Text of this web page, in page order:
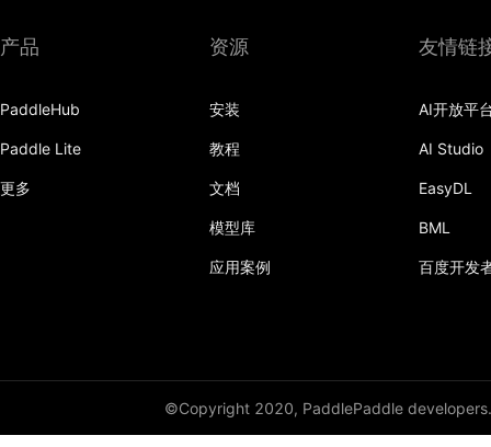
产品
PaddleHub
Paddle Lite
更多
资源
安装
教程
文档
模型库
应用案例
友情链
AI开放平
AI Studio
EasyDL
BML
百度开发
©Copyright 2020, PaddlePaddle developers.